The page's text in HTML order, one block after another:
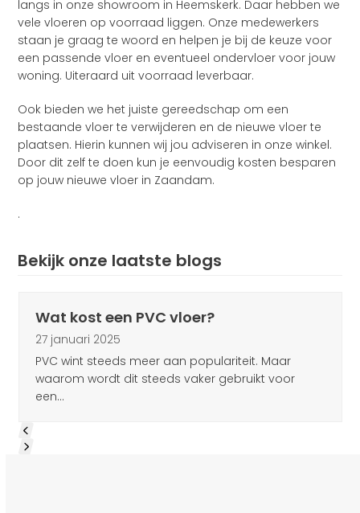
langs in onze showroom in Heemskerk. Daar hebben we
vele vloeren op voorraad liggen. Onze medewerkers
staan je graag te woord en helpen je bij de keuze voor
een passende vloer en eventueel ondervloer voor jouw
woning. Uiteraard uit voorraad leverbaar.
Ook bieden we het juiste gereedschap om een
bestaande vloer te verwijderen en de nieuwe vloer te
plaatsen. Hierin kunnen wij jou adviseren in onze winkel.
Door dit zelf te doen kun je eenvoudig kosten besparen
op jouw nieuwe vloer in Zaandam.
.
Bekijk onze laatste blogs
the
and
to
access
Wat kost een PVC vloer?
27 januari 2025
PVC wint steeds meer aan populariteit. Maar
waarom wordt dit steeds vaker gebruikt voor
een…